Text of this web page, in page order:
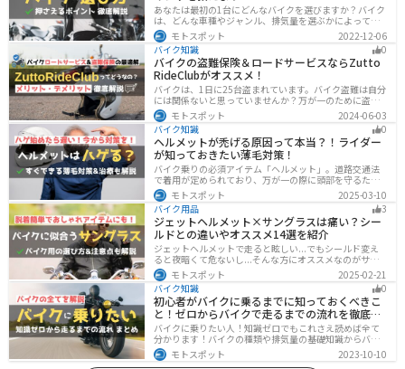
あなたは最初の1台にどんなバイクを選びますか？バイク
は、どんな車種やジャンル、排気量を選ぶかによって今
後の楽しみ方が大きく変わるものなので、初めての愛車
選びはとても重要です。この記事ではそんなバイク選び
のオススメポイントをお伝えします。
モトスポット
2022-12-06
バイク知識
0
バイクの盗難保険＆ロードサービスならZutto
RideClubがオススメ！
バイクは、1日に25台盗まれています。バイク盗難は自分
には関係ないと思っていませんか？万が一のために盗難
保険を検討しておきましょう。この記事ではオススメの
バイク盗難保険「ZuttoRideClub」について解説します。
ロードサービスや会員限定特典などもあるので、お得な
バイク盗難保険を探している人に最適です。
モトスポット
2024-06-03
バイク知識
0
ヘルメットが禿げる原因って本当？！ライダー
が知っておきたい薄毛対策！
バイク乗りの必須アイテム「ヘルメット」。道路交通法
で着用が定められており、万が一の際に頭部を守るため
に被るものです。しかし、「ヘルメットが原因で禿げた
らどうしよう」と心配しているライダーもいるのではな
いでしょうか。ライダーヘルメットが禿げる原因になる
って本当かな・・・ライダーバイクには乗りたいけど抜
け毛が増えたら困る！ライダーツーリング後に髪のボリ
ュームが減った気がするけど、蒸れは禿げる原因にな
る？今回はこのような疑問、お悩みにお答えしていきま
す。薄毛が気になるライダーの方はぜひ最後までご覧く
ださい。モトスポットヘルメットで禿げ
モトスポット
2025-03-10
バイク用品
3
ジェットヘルメット×サングラスは痛い？シー
ルドとの違いやオススメ14選を紹介
ジェットヘルメットで走ると眩しい...でもシールド変え
ると夜暗くて危ないし...そんな方にオススメなのがサン
グラスです！サングラスなら付け外しが自由で、眩しい
時だけ使えます。バイクを降りてからのファッションと
しても使えるおしゃれアイテムです。
モトスポット
2025-02-21
バイク知識
0
初心者がバイクに乗るまでに知っておくべきこ
と！ゼロからバイクで走るまでの流れを徹底解
説
バイクに乗りたい人！知識ゼロでもこれさえ読めば全て
分かります！バイクの種類や排気量の基礎知識からバイ
クの選び方、免許の取り方、購入、納車、その後のバイ
クライフまで全てサポートします！
モトスポット 2023-10-10